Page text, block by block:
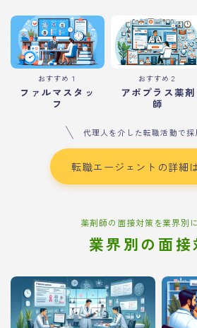
おすすめ１
ファルマスタッ
フ
おすすめ２
アポプラス薬剤
師
代理人を介した転職活動で
転職エージェントの詳細
薬剤師の面接対策を業界別
業界別の面接